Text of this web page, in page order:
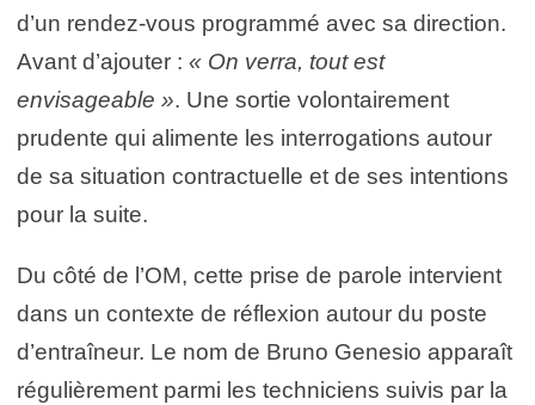
d’un rendez-vous programmé avec sa direction.
Avant d’ajouter : « On verra, tout est
envisageable ». Une sortie volontairement
prudente qui alimente les interrogations autour
de sa situation contractuelle et de ses intentions
pour la suite.
Du côté de l’OM, cette prise de parole intervient
dans un contexte de réflexion autour du poste
d’entraîneur. Le nom de Bruno Genesio apparaît
régulièrement parmi les techniciens suivis par la